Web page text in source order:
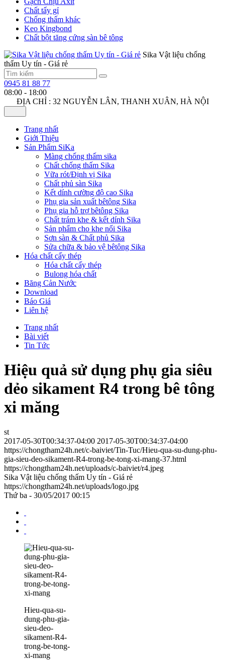
Chất tẩy gỉ
Chống thấm khác
Keo Kingbond
Chất bột tăng cứng sàn bê tông
Sika Vật liệu chống
thấm Uy tín - Giá rẻ
0945 81 88 77
08:00 - 18:00
ĐỊA CHỈ : 32 NGUYỄN LÂN, THANH XUÂN, HÀ NỘI
Trang nhất
Giới Thiệu
Sản Phẩm SiKa
Màng chống thấm sika
Chất chống thấm Sika
Vữa rót/Định vị Sika
Chất phủ sàn Sika
Kết dính cường độ cao Sika
Phụ gia sản xuất bêtông Sika
Phụ gia hỗ trợ bêtông Sika
Chất trám khe & kết dính Sika
Sản phẩm cho khe nối Sika
Sơn sàn & Chất phủ Sika
Sửa chữa & bảo vệ bêtông Sika
Hóa chất cấy thép
Hóa chất cấy thép
Bulong hóa chất
Băng Cản Nước
Download
Báo Giá
Liên hệ
Trang nhất
Bài viết
Tin Tức
Hiệu quả sử dụng phụ gia siêu
dẻo sikament R4 trong bê tông
xi măng
st
2017-05-30T00:34:37-04:00 2017-05-30T00:34:37-04:00
https://chongtham24h.net/c-baiviet/Tin-Tuc/Hieu-qua-su-dung-phu-
gia-sieu-deo-sikament-R4-trong-be-tong-xi-mang-37.html
https://chongtham24h.net/uploads/c-baiviet/r4.jpeg
Sika Vật liệu chống thấm Uy tín - Giá rẻ
https://chongtham24h.net/uploads/logo.jpg
Thứ ba - 30/05/2017 00:15
Hieu-qua-su-
dung-phu-gia-
sieu-deo-
sikament-R4-
trong-be-tong-
xi-mang